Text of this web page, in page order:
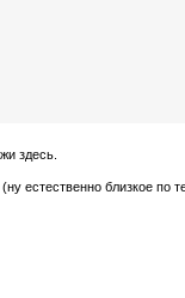
здесь.
естественно близкое по